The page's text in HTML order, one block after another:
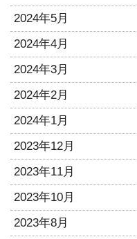
2024年5月
2024年4月
2024年3月
2024年2月
2024年1月
2023年12月
2023年11月
2023年10月
2023年8月